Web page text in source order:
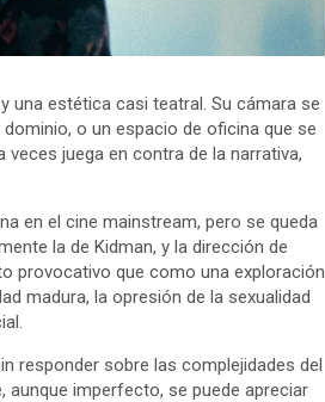
una estética casi teatral. Su cámara se
o un espacio de oficina que se
juega en contra de la narrativa,
en el cine mainstream, pero se queda
la de Kidman, y la dirección de
provocativo que como una exploración
madura, la opresión de la sexualidad
responder sobre las complejidades del
aunque imperfecto, se puede apreciar